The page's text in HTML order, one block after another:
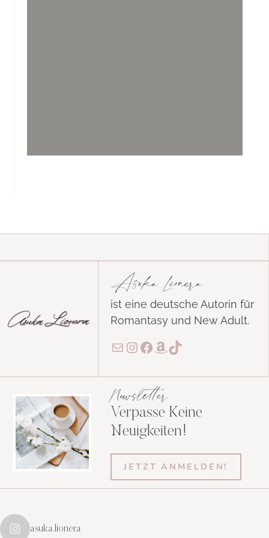
Asuka Lionera
ist eine deutsche Autorin für
Romantasy und New Adult.
E-MailInstagram
Facebook
Amazon
TikTok
Newsletter
Verpasse Keine
Neuigkeiten!
JETZT ANMELDEN!
asuka.lionera